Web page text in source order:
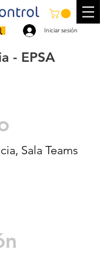
Iniciar sesión
- EPSA
Sala Teams